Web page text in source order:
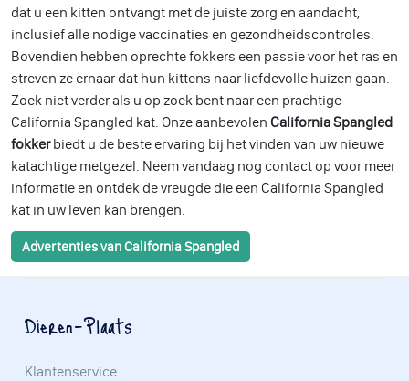
dat u een kitten ontvangt met de juiste zorg en aandacht,
inclusief alle nodige vaccinaties en gezondheidscontroles.
Bovendien hebben oprechte fokkers een passie voor het ras en
streven ze ernaar dat hun kittens naar liefdevolle huizen gaan.
Zoek niet verder als u op zoek bent naar een prachtige
California Spangled kat. Onze aanbevolen California Spangled
fokkerbiedt u de beste ervaring bij het vinden van uw nieuwe
katachtige metgezel. Neem vandaag nog contact op voor meer
informatie en ontdek de vreugde die een California Spangled
kat in uw leven kan brengen.
Advertenties van California Spangled
Dieren-Plaats
Klantenservice